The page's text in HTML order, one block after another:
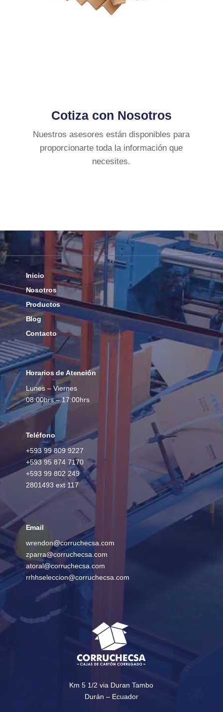
Cotiza con Nosotros
Nuestros asesores están disponibles para
proporcionarte toda la información que
necesites.
Inicio
Nosotros
Productos
Blog
Contacto
Horarios de Atención
Lunes – Viernes
08:00hrs – 17:00hrs
Teléfono
+59399 809 9227
+593 95 874 7170
+593 99 802 249
2801493 ext 117
Email
wrendon@corruchecsa.com
zparra@corruchecsa.com
atoral@corruchecsa.com
rrhhseleccion@corruchecsa.com
Km 5 1/2 via Duran Tambo
Durán – Ecuador